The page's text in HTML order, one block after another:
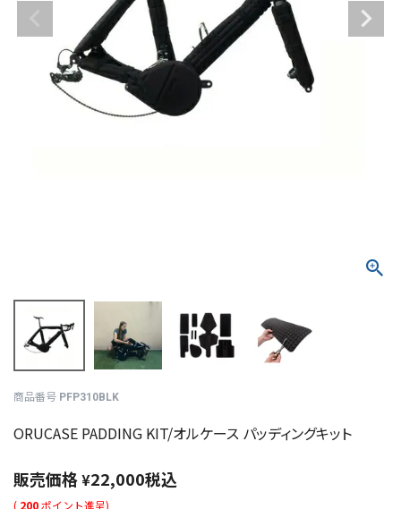
商品番号 PFP310BLK
ORUCASE PADDING KIT/オルケース パッディングキット
販売価格¥22,000税込
( 200ポイント進呈)